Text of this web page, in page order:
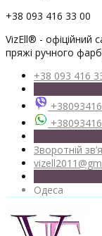
+38 093 416 33 00
VizEll® - офіційний
пряжі ручного
+38 093 416
Зворотній
Одеса